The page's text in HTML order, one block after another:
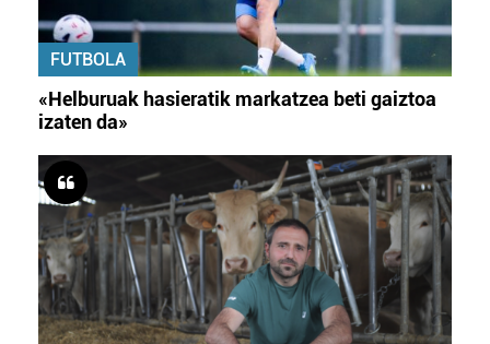
FUTBOLA
«Helburuak hasieratik markatzea beti gaiztoa
izaten da»